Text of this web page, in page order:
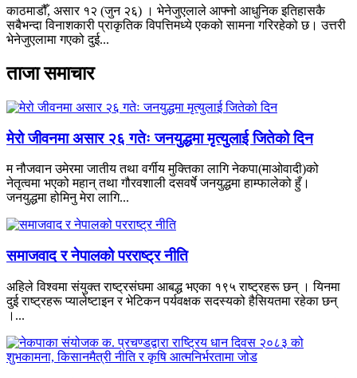
काठमाडौँ, असार १२ (जुन २६) । भेनेजुएलाले आफ्नो आधुनिक इतिहासकै
सबैभन्दा विनाशकारी प्राकृतिक विपत्तिमध्ये एकको सामना गरिरहेको छ। उत्तरी
भेनेजुएलामा गएको दुई...
ताजा समाचार
मेरो जीवनमा असार २६ गतेः जनयुद्धमा मृत्युलाई जितेको दिन
म नौजवान उमेरमा जातीय तथा वर्गीय मुक्तिका लागि नेकपा(माओवादी)को
नेतृत्वमा भएको महान् तथा गौरवशाली दसवर्षे जनयुद्धमा हाम्फालेको हुँ।
जनयुद्धमा होमिनु मेरा लागि...
समाजवाद र नेपालको परराष्ट्र नीति
अहिले विश्वमा संयुक्त राष्ट्रसंघमा आबद्ध भएका १९५ राष्ट्रहरू छन् । यिनमा
दुई राष्ट्रहरू प्यालेष्टाइन र भेटिकन पर्यवक्षक सदस्यको हैसियतमा रहेका छन्
।...